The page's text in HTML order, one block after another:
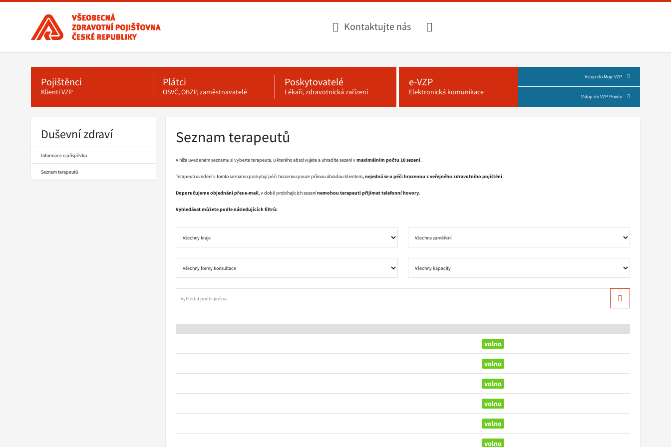
Všeobecná
zdravotní
pojišťovna
ČR,
hlavní
stránka
Kontaktujte nás
Pojištěnci
Klienti VZP
Plátci
OSVČ, OBZP, zaměstnavatelé
Poskytovatelé
Lékaři, zdravotnická zařízení
e-VZP
Elektronická komunikace
Vstup do Moje VZP
Vstup do VZP Pointu
Duševní zdraví
Informace o příspěvku
Seznam terapeutů
Seznam terapeutů
V níže uvedeném seznamu si vyberte terapeuta, u kterého absolvujete a uhradíte sezení vmaximálním počtu 10 sezení.
Terapeuti uvedení v tomto seznamu poskytují péči hrazenou pouze přímou úhradou klientem, nejedná se o péči hrazenou z veřejného zdravotního pojištění.
Doporučujeme objednání přes e-mail, v době probíhajících sezenínemohou terapeuti přijímat telefonní hovory.
Vyhledávat můžete podle následujících filtrů:
volno
volno
volno
volno
volno
volno